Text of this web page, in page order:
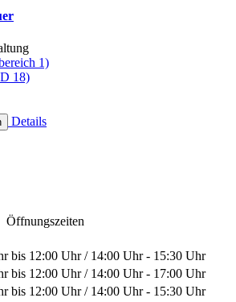
1)
18)
Details
Öffnungszeiten
bis 12:00 Uhr / 14:00 Uhr - 15:30 Uhr
bis 12:00 Uhr / 14:00 Uhr - 17:00 Uhr
bis 12:00 Uhr / 14:00 Uhr - 15:30 Uhr